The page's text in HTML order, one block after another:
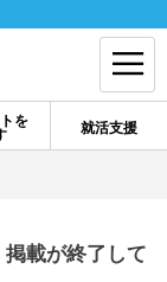
を
就活支援
イン
掲載が終了して